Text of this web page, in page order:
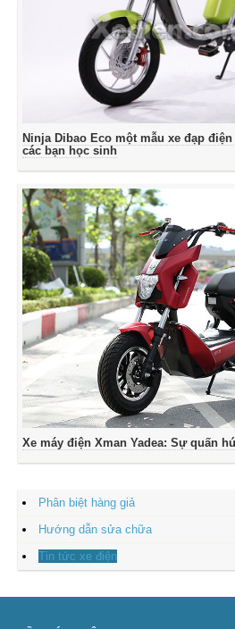
Ninja Dibao Eco một mẫu xe đạp
các bạn học sinh
Xe máy điện Xman Yadea: Sự quấn
Phân biệt hàng giả
Hướng dẫn sửa chữa
Tin tức xe điện